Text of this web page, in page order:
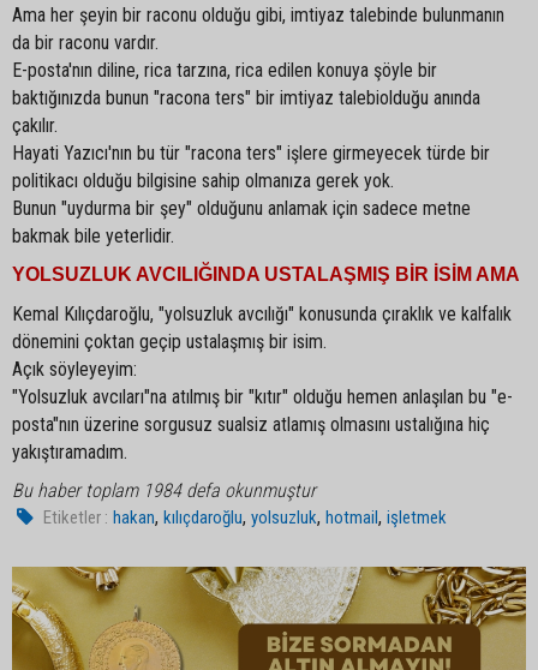
Ama her şeyin bir raconu olduğu gibi, imtiyaz talebinde bulunmanın
da bir raconu vardır.
E-posta'nın diline, rica tarzına, rica edilen konuya şöyle bir
baktığınızda bunun "racona ters" bir imtiyaz talebiolduğu anında
çakılır.
Hayati Yazıcı'nın bu tür "racona ters" işlere girmeyecek türde bir
politikacı olduğu bilgisine sahip olmanıza gerek yok.
Bunun "uydurma bir şey" olduğunu anlamak için sadece metne
bakmak bile yeterlidir.
YOLSUZLUK AVCILIĞINDA USTALAŞMIŞ BİR İSİM AMA
Kemal Kılıçdaroğlu, "yolsuzluk avcılığı" konusunda çıraklık ve kalfalık
dönemini çoktan geçip ustalaşmış bir isim.
Açık söyleyeyim:
"Yolsuzluk avcıları"na atılmış bir "kıtır" olduğu hemen anlaşılan bu "e-
posta"nın üzerine sorgusuz sualsiz atlamış olmasını ustalığına hiç
yakıştıramadım.
Bu haber toplam 1984 defa okunmuştur
Etiketler : hakan,kılıçdaroğlu,yolsuzluk,hotmail,işletmek